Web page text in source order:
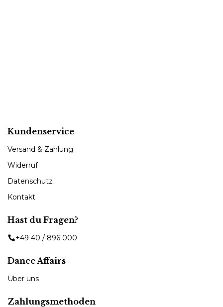
Kundenservice
Versand & Zahlung
Widerruf
Datenschutz
Kontakt
Hast du Fragen?
+49 40 / 896 000
Dance Affairs
Über uns
Zahlungsmethoden